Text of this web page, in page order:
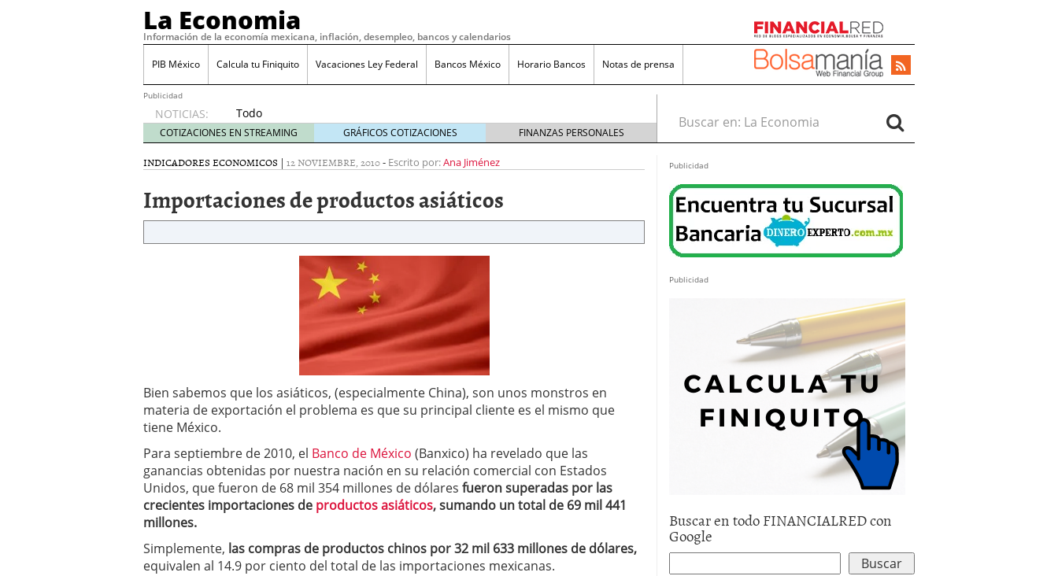
La Economia
Información de la economía mexicana, inflación, desempleo, bancos y calendarios
PIB México Calcula tu Finiquito Vacaciones Ley Federal Bancos México Horario Bancos Notas de prensa
Publicidad
NOTICIAS:
Todo
sobre
SIFX:
análisis
opiniones,
regulación,
seguridad
¿Cómo convertir el sueldo bruto a neto en México?
Cómo enfrentar la reforma de reducción de jornada laboral en México con
un software de control de asistencia julio 17, 2025
¿Cómo encontrar un seguro de auto económico? abril 9, 2025
Cómo acabará el año la economía mexicana; predicciones y avances
noviembre 29, 2024
COTIZACIONES EN STREAMING GRÁFICOS COTIZACIONES FINANZAS PERSONALES
Buscar en:
INDICADORES ECONOMICOS | 12 NOVIEMBRE, 2010- Escrito por:Ana Jiménez
Importaciones de productos asiáticos
Bien sabemos que los asiáticos, (especialmente China), son unos monstros en
materia de exportación el problema es que su principal cliente es el mismo que
tiene México.
Para septiembre de 2010, el Banco de México (Banxico) ha revelado que las
ganancias obtenidas por nuestra nación en su relación comercial con Estados
Unidos, que fueron de 68 mil 354 millones de dólares fueron superadas por las
crecientes importaciones de productos asiáticos, sumando un total de 69 mil 441
millones.
Simplemente, las compras de productos chinos por 32 mil 633 millones de dólares,
equivalen al 14.9 por ciento del total de las importaciones mexicanas.
Publicidad
Publicidad
Buscar en todo FINANCIALRED con
Google